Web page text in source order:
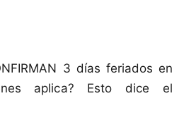
3 días feriados en
aplica? Esto dice el